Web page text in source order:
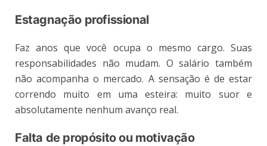
Estagnação profissional
Faz anos que você ocupa o mesmo cargo. Suas
responsabilidades não mudam. O salário também
não acompanha o mercado. A sensação é de estar
correndo muito em uma esteira: muito suor e
absolutamente nenhum avanço real.
Falta de propósito ou motivação